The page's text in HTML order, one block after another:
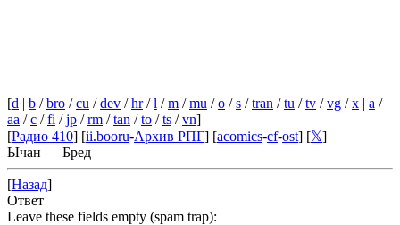
[d | b /bro /cu /dev /hr/l /m /mu /o /s /tran /tu /tv /vg /x | a /
aa /c /fi /jp /rm /tan /to /ts /vn]
[Радио 410] [ii.booru-Архив РПГ] [acomics-cf-ost] [𝕏]
Ычан — Бред
[Назад]
Ответ
Leave these fields empty (spam trap):